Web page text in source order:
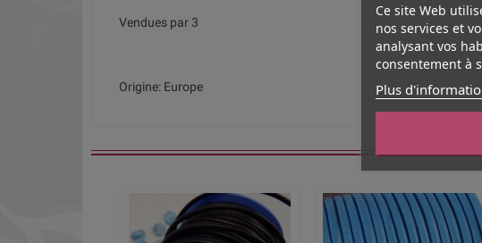
Vendues par 3
Origine: Europe
Ce site Web
nos services et
analysant vos
consentement à
Plus